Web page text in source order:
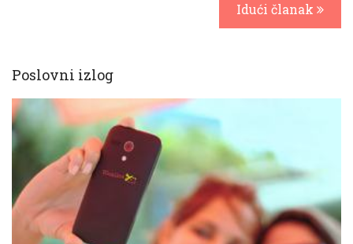
Idući članak
Poslovni izlog